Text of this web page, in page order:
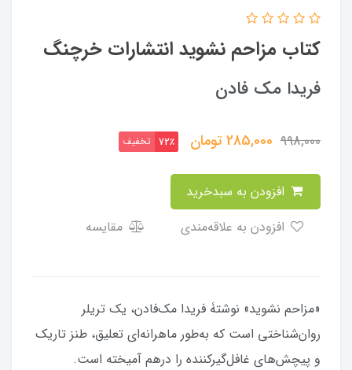
کتاب مزاحم نشوید انتشارات خرچنگ
فریدا مک فادن
998,000
285,000تومان 72٪ تخفیف
مقایسه
«مزاحم نشوید» نوشتۀ فریدا مک‌فادن، یک تریلر
روان‌شناختی است که به‌طور ماهرانه‌ای تعلیق، طنز تاریک
و پیچش‌های غافل‌گیرکننده را درهم آمیخته است.